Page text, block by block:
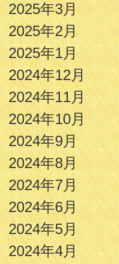
2025年3月
2025年2月
2025年1月
2024年12月
2024年11月
2024年10月
2024年9月
2024年8月
2024年7月
2024年6月
2024年5月
2024年4月